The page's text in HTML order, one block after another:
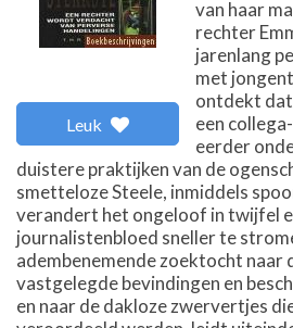
Leuk
van haar
rechter
jarenlang
met
ontdekt
een
eerder
duistere praktijken van de
smetteloze Steele, inmiddels
verandert het ongeloof in twijfel
journalistenbloed sneller te
adembenemende zoektocht naar
vastgelegde bevindingen en
en naar de dakloze zwervertjes